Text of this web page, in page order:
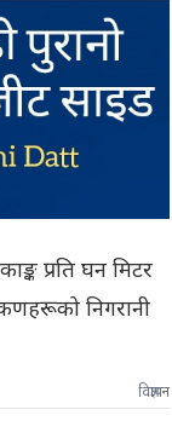
प्रति घन मिटर
निगरानी
विज्ञापन